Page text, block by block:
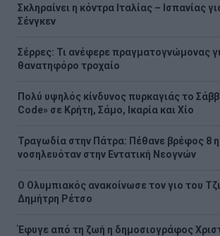
Σκληραίνει η κόντρα Ιταλίας – Ισπανίας
Σένγκεν
Σέρρες: Τι ανέφερε πραγματογνώμονας
θανατηφόρο τροχαίο
Πολύ υψηλός κίνδυνος πυρκαγιάς το
Code» σε Κρήτη, Σάμο, Ικαρία και Χίο
Τραγωδία στην Πάτρα: Πέθανε βρέφος 8
νοσηλευόταν στην Εντατική Νεογνών
O Ολυμπιακός ανακοίνωσε τον γιο του
Δημήτρη Ρέτσο
Έφυγε από τη ζωή η δημοσιογράφος